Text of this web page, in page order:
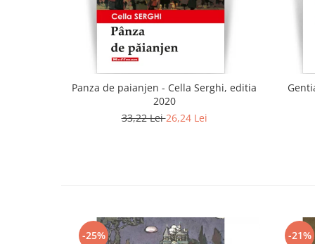
Panza de paianjen - Cella Serghi, editia
2020
33,22 Lei26,24 Lei
-25% -21%